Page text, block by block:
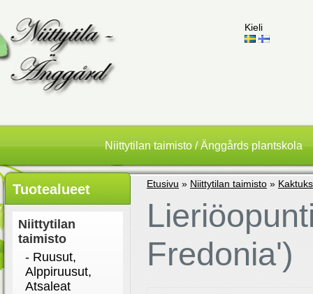
Kieli
Niittytilan taimisto / Änggårds plantskola
Tuotealueet
Niittytilan
taimisto
- Ruusut,
Alppiruusut,
Atsaleat
Etusivu » Niittytilan taimisto »
Fredonia')